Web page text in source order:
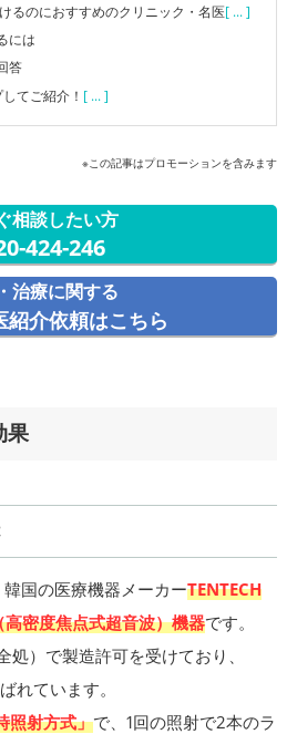
るのにおすすめのクリニック・名医[ ... ]
には
答
てご紹介！ [ ... ]
※この記事はプロモーションを含みます
相談したい方
424-246
治療に関する
紹介依頼はこちら
果
韓国の医療機器メーカーTENTECH
密度焦点式超音波）機器です。
）で製造許可を受けており、
れています。
照射方式」で、1回の照射で2本のラ